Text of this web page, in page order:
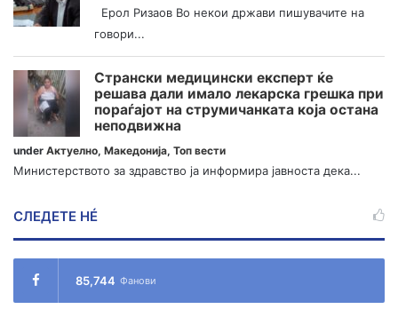
Ерол Ризаов Во некои држави пишувачите на
говори...
Странски медицински експерт ќе
решава дали имало лекарска грешка при
пораѓајот на струмичанката која остана
неподвижна
under Актуелно, Македонија, Топ вести
Министерството за здравство ја информира јавноста дека...
СЛЕДЕТЕ НÉ
85,744 Фанови